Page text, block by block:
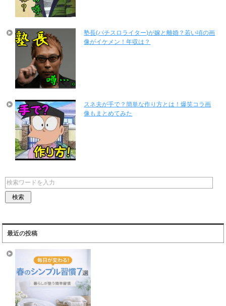
塾長(パチスロライター)が嫁と離婚？若い頃の画
像がイケメン！年収は？
スネ夫が手で？簡単な作り方とは！爆笑コラ画
像もまとめてみた
最近の投稿